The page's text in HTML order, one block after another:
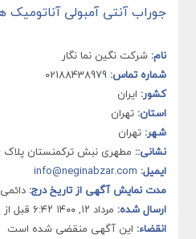
جوراب آنتی آمبولی آناتومیک
نام: شرکت نگین نما نگار
شماره تماس: 02188438979
کشور: ایران
استان: تهران
شهر: تهران
نشانی:: مطهری نبش ترکمنستان پلاک 14 واحد 4
ایمیل: info@neginabzar.com
مدت نمایش آگهی از تاریخ درج:
ارسال شده: مرداد ۱۲, ۱۴۰۰ ۶:۴۲ قبل از ظهر
انقضاء: این آگهی منقضی شده است